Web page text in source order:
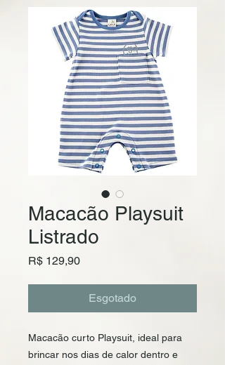
Macacão Playsuit
Listrado
R$ 129,90Preço
Esgotado
Macacão curto Playsuit, ideal para
brincar nos dias de calor dentro e